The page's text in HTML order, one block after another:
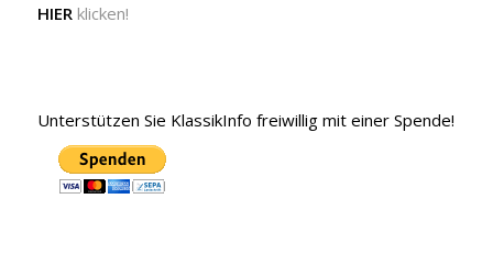
HIER klicken!
Unterstützen Sie KlassikInfo freiwillig mit einer Spende!